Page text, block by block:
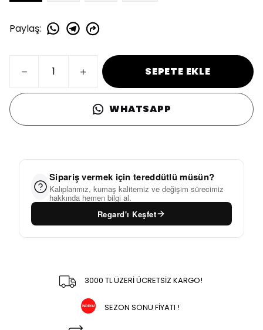
Paylaş:
SEPETE EKLE
WHATSAPP
Sipariş vermek için tereddütlü müsün?
Kalıplarımız, kumaş kalitemiz ve değişim sürecimiz
hakkında hemen bilgi al.
Regard'ı Keşfet
3000 TL ÜZERİ ÜCRETSİZ KARGO!
SEZON SONU FİYATI !